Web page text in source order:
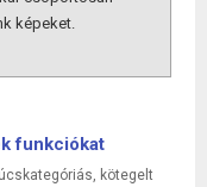
képeket.
funkciókat
kötegelt